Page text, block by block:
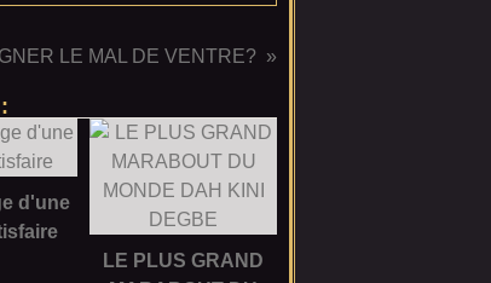
LE MAL DE VENTRE?
d'une
LE PLUS GRAND